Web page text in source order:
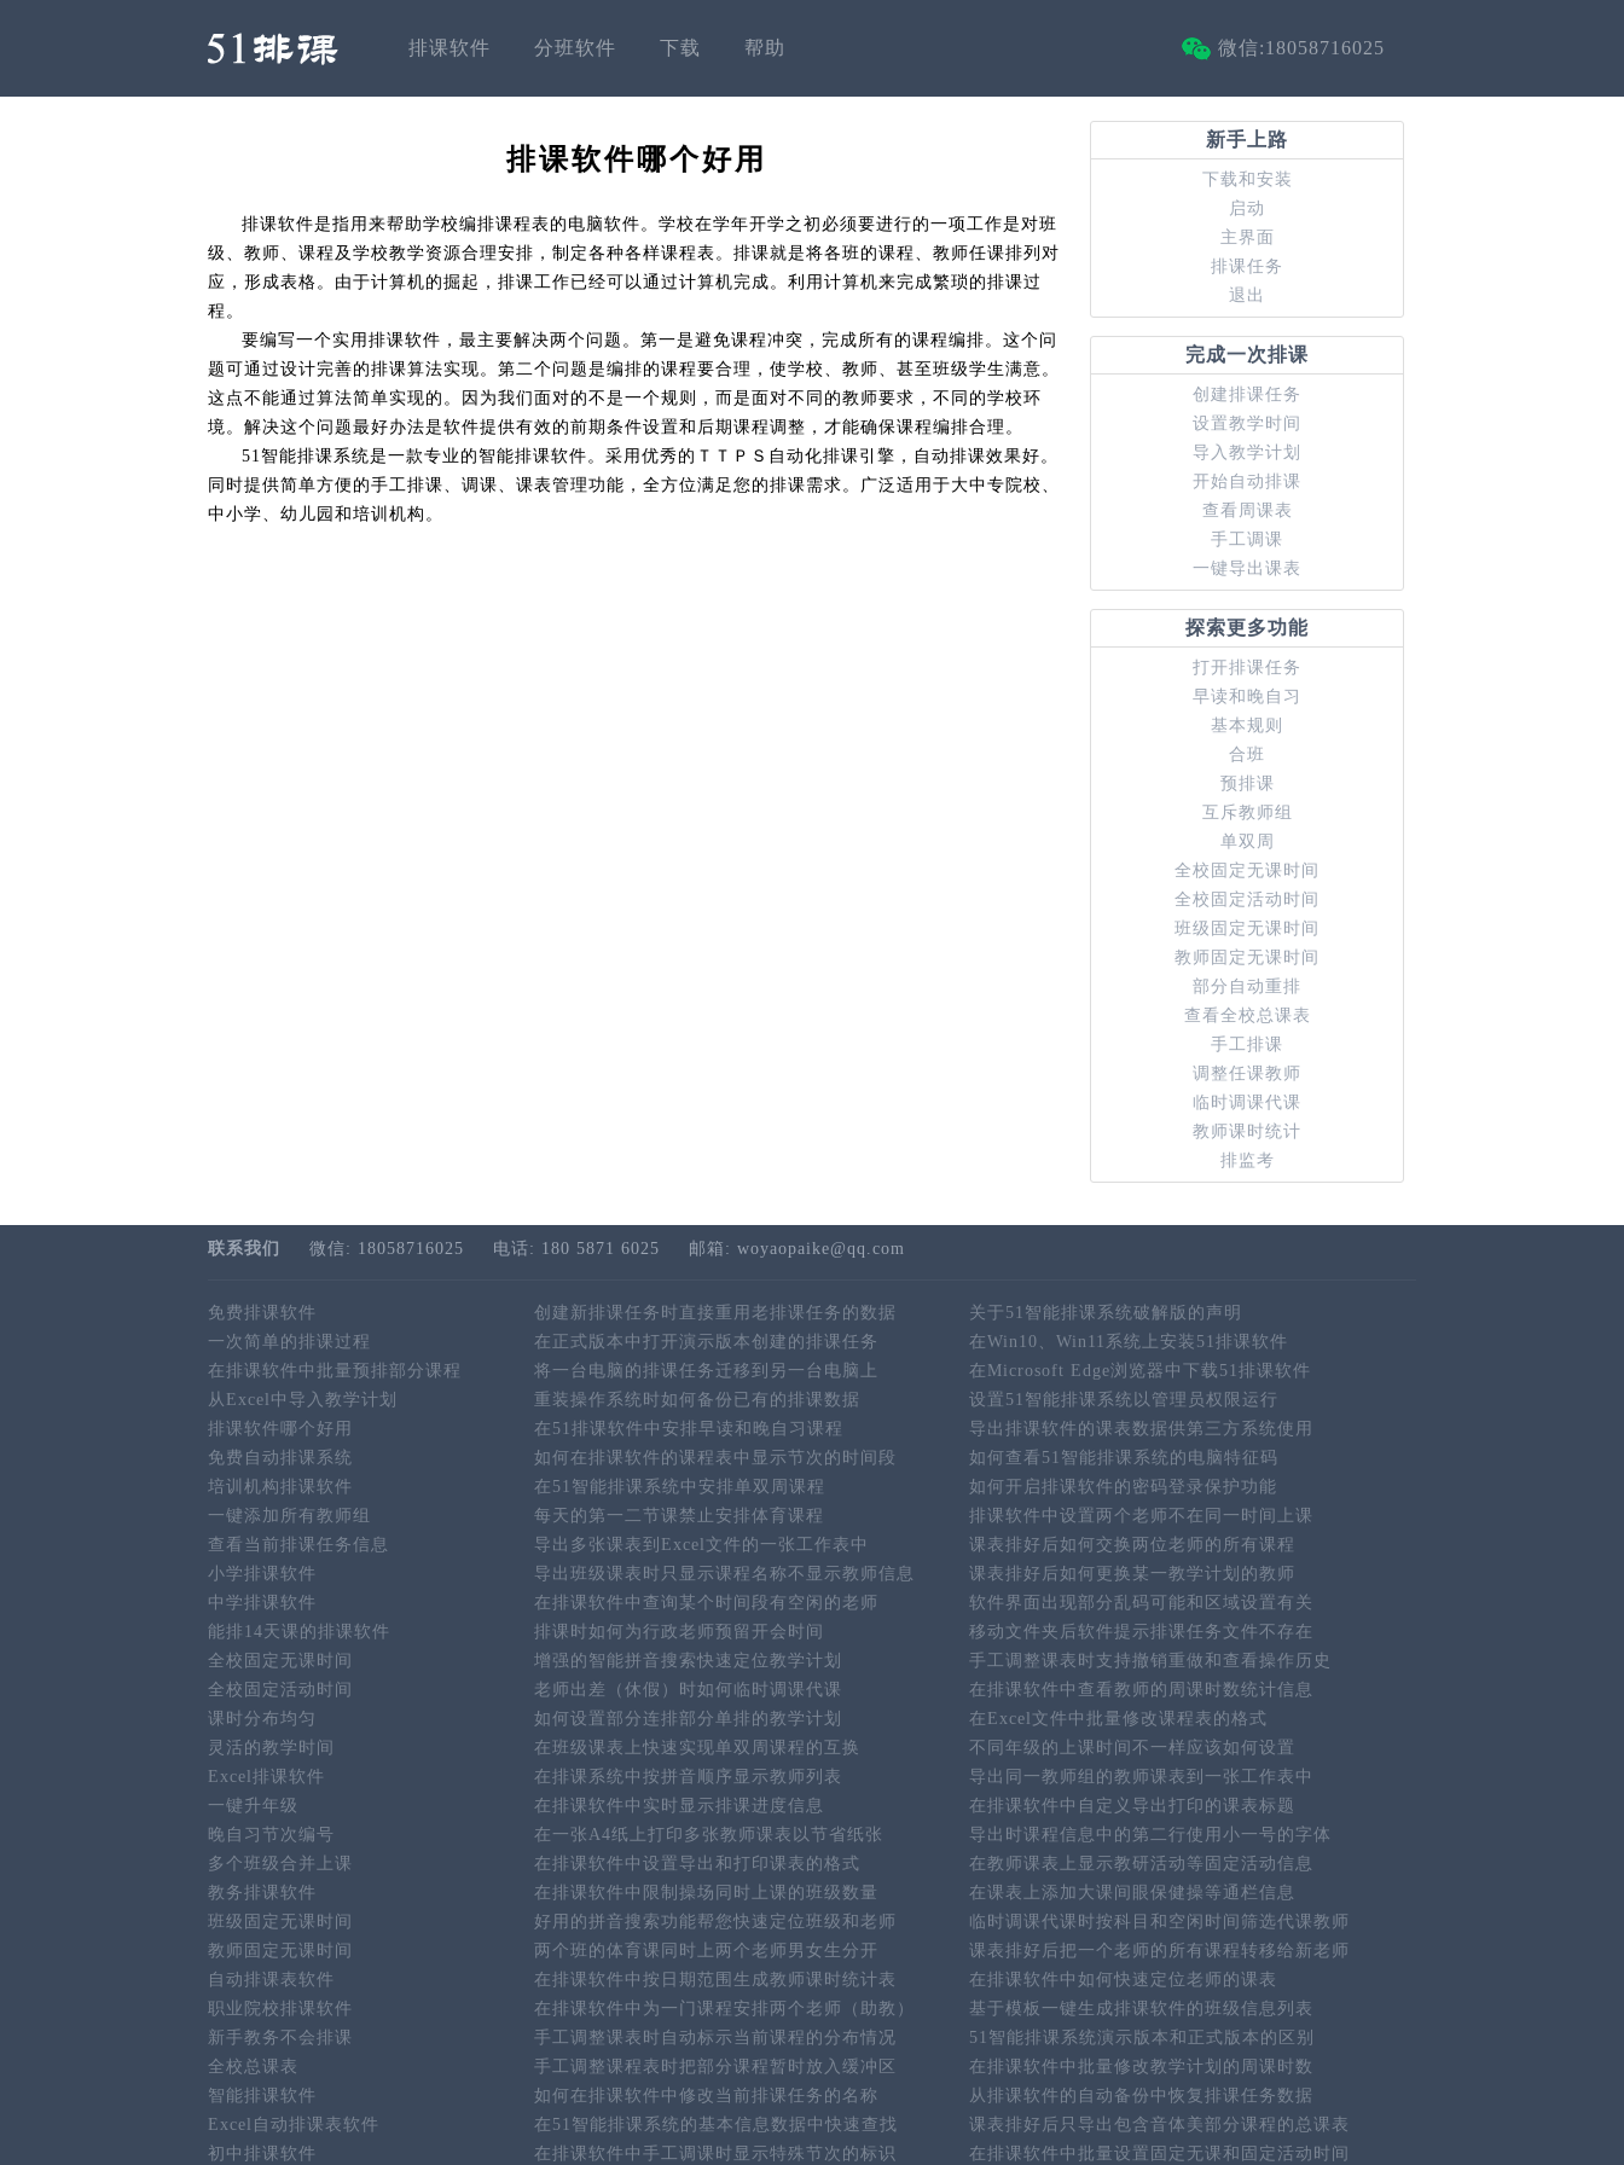
排课软件 分班软件 下载 帮助 微信:18058716025
排课软件哪个好用
排课软件是指用来帮助学校编排课程表的电脑软件。学校在学年开学之初必须要进行的一项工作是对班
级、教师、课程及学校教学资源合理安排，制定各种各样课程表。排课就是将各班的课程、教师任课排列对
应，形成表格。由于计算机的掘起，排课工作已经可以通过计算机完成。利用计算机来完成繁琐的排课过
程。
要编写一个实用排课软件，最主要解决两个问题。第一是避免课程冲突，完成所有的课程编排。这个问
题可通过设计完善的排课算法实现。第二个问题是编排的课程要合理，使学校、教师、甚至班级学生满意。
这点不能通过算法简单实现的。因为我们面对的不是一个规则，而是面对不同的教师要求，不同的学校环
境。解决这个问题最好办法是软件提供有效的前期条件设置和后期课程调整，才能确保课程编排合理。
51智能排课系统是一款专业的智能排课软件。采用优秀的ＴＴＰＳ自动化排课引擎，自动排课效果好。
同时提供简单方便的手工排课、调课、课表管理功能，全方位满足您的排课需求。广泛适用于大中专院校、
中小学、幼儿园和培训机构。
新手上路
下载和安装
启动
主界面
排课任务
退出
完成一次排课
创建排课任务
设置教学时间
导入教学计划
开始自动排课
查看周课表
手工调课
一键导出课表
探索更多功能
打开排课任务
早读和晚自习
基本规则
合班
预排课
互斥教师组
单双周
全校固定无课时间
全校固定活动时间
班级固定无课时间
教师固定无课时间
部分自动重排
查看全校总课表
手工排课
调整任课教师
临时调课代课
教师课时统计
排监考
联系我们 微信: 18058716025 电话: 180 5871 6025 邮箱: woyaopaike@qq.com
免费排课软件 创建新排课任务时直接重用老排课任务的数据
关于51智能排课系统破解版的声明
一次简单的排课过程
在正式版本中打开演示版本创建的排课任务
在Win10、Win11系统上安装51排课软件
在排课软件中批量预排部分课程
将一台电脑的排课任务迁移到另一台电脑上
在Microsoft Edge浏览器中下载51排课软件
从Excel中导入教学计划
重装操作系统时如何备份已有的排课数据
设置51智能排课系统以管理员权限运行
排课软件哪个好用
在51排课软件中安排早读和晚自习课程
导出排课软件的课表数据供第三方系统使用
免费自动排课系统
如何在排课软件的课程表中显示节次的时间段
如何查看51智能排课系统的电脑特征码
培训机构排课软件
在51智能排课系统中安排单双周课程
如何开启排课软件的密码登录保护功能
一键添加所有教师组
每天的第一二节课禁止安排体育课程
排课软件中设置两个老师不在同一时间上课
查看当前排课任务信息
导出多张课表到Excel文件的一张工作表中
课表排好后如何交换两位老师的所有课程
小学排课软件
导出班级课表时只显示课程名称不显示教师信息
课表排好后如何更换某一教学计划的教师
中学排课软件
在排课软件中查询某个时间段有空闲的老师
软件界面出现部分乱码可能和区域设置有关
能排14天课的排课软件
排课时如何为行政老师预留开会时间
移动文件夹后软件提示排课任务文件不存在
全校固定无课时间
增强的智能拼音搜索快速定位教学计划
手工调整课表时支持撤销重做和查看操作历史
全校固定活动时间
老师出差（休假）时如何临时调课代课
在排课软件中查看教师的周课时数统计信息
课时分布均匀
如何设置部分连排部分单排的教学计划
在Excel文件中批量修改课程表的格式
灵活的教学时间
在班级课表上快速实现单双周课程的互换
不同年级的上课时间不一样应该如何设置
Excel排课软件
在排课系统中按拼音顺序显示教师列表
导出同一教师组的教师课表到一张工作表中
一键升年级
在排课软件中实时显示排课进度信息
在排课软件中自定义导出打印的课表标题
晚自习节次编号
在一张A4纸上打印多张教师课表以节省纸张
导出时课程信息中的第二行使用小一号的字体
多个班级合并上课
在排课软件中设置导出和打印课表的格式
在教师课表上显示教研活动等固定活动信息
教务排课软件
在排课软件中限制操场同时上课的班级数量
在课表上添加大课间眼保健操等通栏信息
班级固定无课时间
好用的拼音搜索功能帮您快速定位班级和老师
临时调课代课时按科目和空闲时间筛选代课教师
教师固定无课时间
两个班的体育课同时上两个老师男女生分开
课表排好后把一个老师的所有课程转移给新老师
自动排课表软件
在排课软件中按日期范围生成教师课时统计表
在排课软件中如何快速定位老师的课表
职业院校排课软件
在排课软件中为一门课程安排两个老师（助教）
基于模板一键生成排课软件的班级信息列表
新手教务不会排课
手工调整课表时自动标示当前课程的分布情况
51智能排课系统演示版本和正式版本的区别
全校总课表
手工调整课程表时把部分课程暂时放入缓冲区
在排课软件中批量修改教学计划的周课时数
智能排课软件
如何在排课软件中修改当前排课任务的名称
从排课软件的自动备份中恢复排课任务数据
Excel自动排课表软件
在51智能排课系统的基本信息数据中快速查找
课表排好后只导出包含音体美部分课程的总课表
初中排课软件
在排课软件中手工调课时显示特殊节次的标识 在排课软件中批量设置固定无课和固定活动时间